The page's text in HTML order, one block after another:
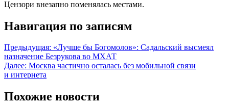
Цензори внезапно поменялась местами.
Навигация по записям
Предыдущая: «Лучше бы Богомолов»: Садальский высмеял
назначение Безрукова во МХАТ
Далее: Москва частично осталась без мобильной связи
и интернета
Похожие новости